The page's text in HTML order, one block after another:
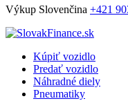
Výkup Slovenčina +421
Kúpiť vozidlo
Predať vozidlo
Náhradné diely
Pneumatiky